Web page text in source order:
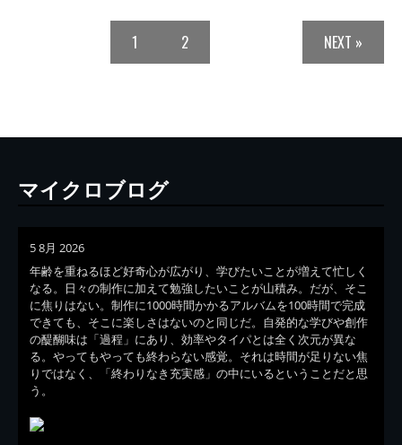
1 2 NEXT »
マイクロブログ
5 8月 2026
年齢を重ねるほど好奇心が広がり、学びたいことが増えて忙しく
なる。日々の制作に加えて勉強したいことが山積み。だが、そこ
に焦りはない。制作に1000時間かかるアルバムを100時間で完成
できても、そこに楽しさはないのと同じだ。自発的な学びや創作
の醍醐味は「過程」にあり、効率やタイパとは全く次元が異な
る。やってもやっても終わらない感覚。それは時間が足りない焦
りではなく、「終わりなき充実感」の中にいるということだと思
う。